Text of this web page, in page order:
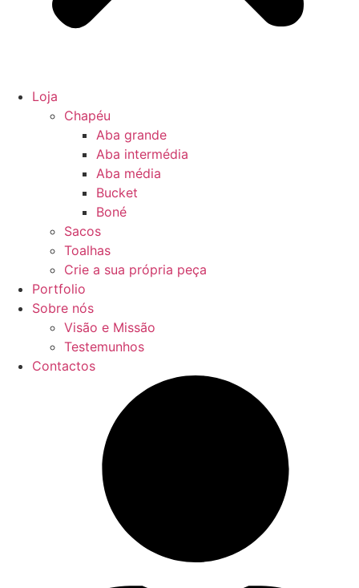
Loja
Chapéu
Aba grande
Aba intermédia
Aba média
Bucket
Boné
Sacos
Toalhas
Crie a sua própria peça
Portfolio
Sobre nós
Visão e Missão
Testemunhos
Contactos